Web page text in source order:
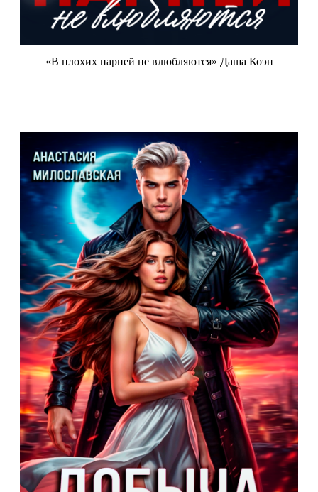
«В плохих парней не влюбляются» Даша Коэн